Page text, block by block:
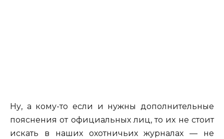
Ну, а кому-то если и нужны дополнительные
пояснения от официальных лиц, то их не стоит
искать в наших охотничьих журналах — не